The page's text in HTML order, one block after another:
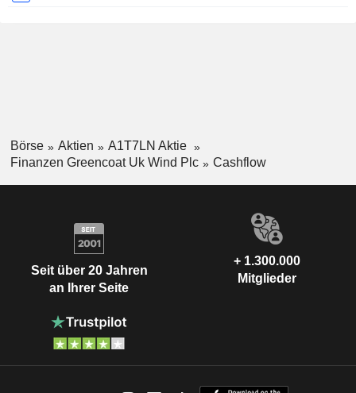
Börse Aktien
A1T7LN Aktie
Finanzen Greencoat Uk Wind Plc
Cashflow
Seit über 20 Jahren
an Ihrer Seite
+ 1.300.000
Mitglieder